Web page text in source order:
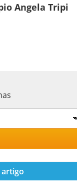
Angela Tripi